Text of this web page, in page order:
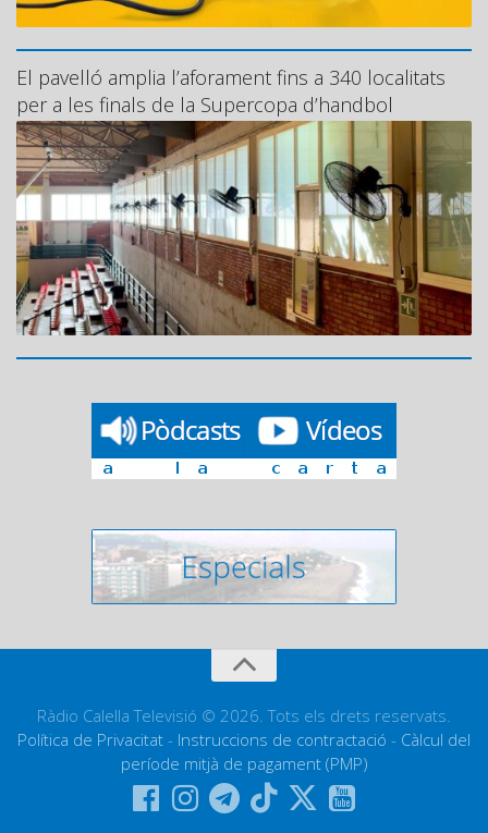
El pavelló amplia l’aforament fins a 340 localitats
per a les finals de la Supercopa d’handbol
Ràdio Calella Televisió © 2026. Tots els drets reservats.
Política de Privacitat - Instruccions de contractació - Càlcul del
període mitjà de pagament (PMP)